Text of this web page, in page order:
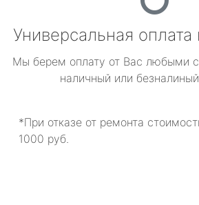
Универсальная
Мы берем оплату от Вас любыми
наличный или
*При отказе от ремонта
1000 руб.